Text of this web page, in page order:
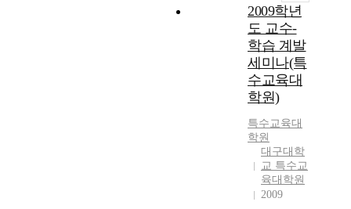
2009학년
도 교수-
학습 계발
세미나(특
수교육대
학원)
특수교육대
학원
대구대학
교 특수교
육대학원
2009